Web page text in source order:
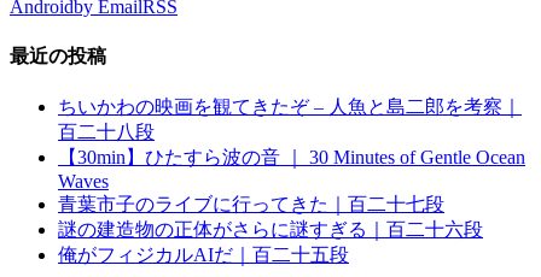
Androidby EmailRSS
最近の投稿
ちいかわの映画を観てきたぞ – 人魚と島二郎を考察｜
百二十八段
【30min】ひたすら波の音 ｜ 30 Minutes of Gentle Ocean
Waves
青葉市子のライブに行ってきた｜百二十七段
謎の建造物の正体がさらに謎すぎる｜百二十六段
俺がフィジカルAIだ｜百二十五段